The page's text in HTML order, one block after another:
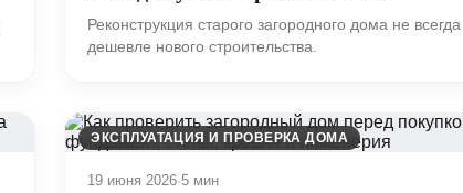
Реконструкция старого загородного дома не всегда
дешевле нового строительства.
ЭКСПЛУАТАЦИЯ И ПРОВЕРКА ДОМА
19 июня 2026·5 мин